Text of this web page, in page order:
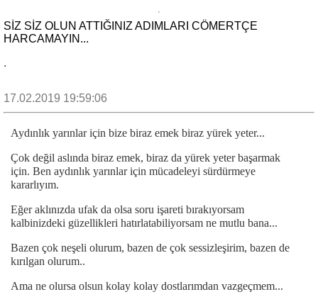
SİZ SİZ OLUN ATTIĞINIZ ADIMLARI CÖMERTÇE
HARCAMAYIN...
.
17.02.2019 19:59:06
Aydınlık yarınlar için bize biraz emek biraz yürek yeter...
Çok değil aslında biraz emek, biraz da yürek yeter başarmak
için. Ben aydınlık yarınlar için mücadeleyi sürdürmeye
kararlıyım.
Eğer aklınızda ufak da olsa soru işareti bırakıyorsam
kalbinizdeki güzellikleri hatırlatabiliyorsam ne mutlu bana...
Bazen çok neşeli olurum, bazen de çok sessizleşirim, bazen de
kırılgan olurum..
Ama ne olursa olsun kolay kolay dostlarımdan vazgeçmem...